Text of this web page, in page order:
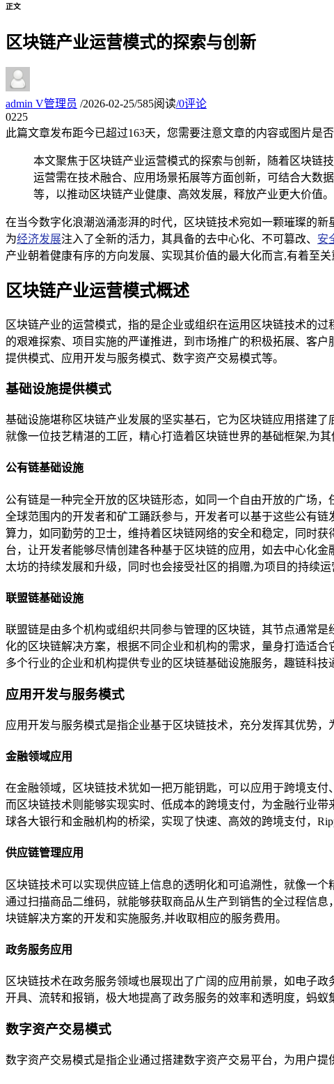
正文
区块链产业运营模式的探索与创新
admin V管理员 /2026-02-25/585阅读/0评论
0225
此篇文章发布距今已超过163天，您需要注意文章的内容或图片是否
本文聚焦于区块链产业运营模式的探索与创新，随着区块链
运营需在技术融合、应用场景拓展等方面创新，可结合大数
等，以推动区块链产业健康、高效发展，释放产业更大价值。
在当今数字化浪潮汹涌澎湃的时代，区块链技术宛如一颗璀璨的
为经济发展注入了全新的活力，其具备的去中心化、不可篡改、 安
产业朝着健康有序的方向发展、实现其价值的最大化而言,有着至关
区块链产业运营模式概述
区块链产业的运营模式，指的是企业或组织在运用区块链技术的
的艰难探索、项目实施的严谨推进，到市场推广的积极拓展、客
提供模式、应用开发与服务模式、数字资产交易模式等。
基础设施提供模式
基础设施堪称区块链产业发展的坚实基石，它为区块链应用搭建
就像一位技艺精湛的工匠，精心打造着区块链世界的基础框架,为
公有链基础设施
公有链是一种完全开放的区块链形态，如同一个自由开放的广场
全球范围内的开发者和矿工踊跃参与，开发者可以基于这些公有
算力，如同勤劳的卫士，维持着区块链网络的安全和稳定，同时
台，让开发者能够尽情创建各种基于区块链的应用，如去中心化
太坊的持续发展和升级，同时也会接受社区的捐赠,为项目的持续运
联盟链基础设施
联盟链是由多个机构或组织共同参与管理的区块链，其节点通常
化的区块链解决方案，根据不同企业和机构的需求，量身打造适
多个行业的企业和机构提供专业的区块链基础设施服务，趣链科
应用开发与服务模式
应用开发与服务模式是指企业基于区块链技术，充分发挥其优势
金融领域应用
在金融领域，区块链技术犹如一把万能钥匙，可以应用于跨境支
而区块链技术则能够实现实时、低成本的跨境支付，为金融行业
球各大银行和金融机构的桥梁，实现了快速、高效的跨境支付，
供应链管理应用
区块链技术可以实现供应链上信息的透明化和可追溯性，就像一
通过扫描商品二维码，就能够获取商品从生产到销售的全过程信
块链解决方案的开发和实施服务,并收取相应的服务费用。
政务服务应用
区块链技术在政务服务领域也展现出了广阔的应用前景，如电子
开具、流转和报销，极大地提高了政务服务的效率和透明度，蚂
数字资产交易模式
数字资产交易模式是指企业通过搭建数字资产交易平台，为用户